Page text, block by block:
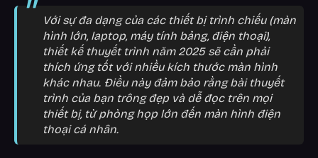
Với sự đa dạng của các thiết bị trình chiếu (màn
hình lớn, laptop, máy tính bảng, điện thoại),
thiết kế thuyết trình năm 2025 sẽ cần phải
thích ứng tốt với nhiều kích thước màn hình
khác nhau. Điều này đảm bảo rằng bài thuyết
trình của bạn trông đẹp và dễ đọc trên mọi
thiết bị, từ phòng họp lớn đến màn hình điện
thoại cá nhân.